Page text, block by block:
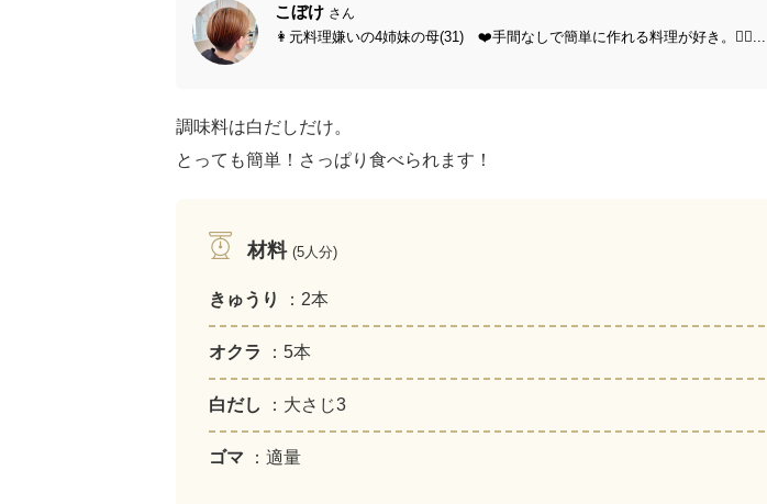
こぼけ さん
👩元料理嫌いの4姉妹の母(31) ❤️手間なしで簡単に作れる料理が好き。🧙‍♀...
調味料は白だしだけ。
とっても簡単！さっぱり食べられます！
材料 (5人分)
きゅうり ：2本
オクラ ：5本
白だし ：大さじ3
ゴマ ：適量